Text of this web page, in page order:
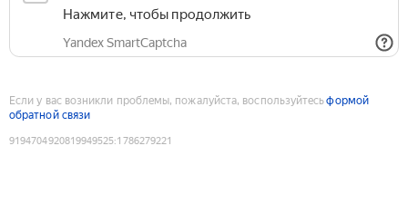
Нажмите, чтобы продолжить
Yandex SmartCaptcha
Если у вас возникли проблемы, пожалуйста, воспользуйтесьформой
обратной связи
9194704920819949525:1786279221